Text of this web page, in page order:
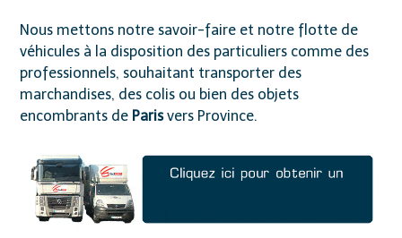
Nous mettons notre savoir-faire et notre flotte de
véhicules à la disposition des particuliers comme des
professionnels, souhaitant transporter des
marchandises, des colis ou bien des objets
encombrants de Parisvers Province.